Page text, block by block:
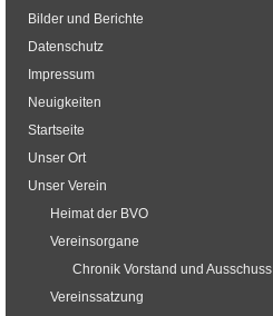
Bilder und Berichte
Datenschutz
Impressum
Neuigkeiten
Startseite
Unser Ort
Unser Verein
Heimat der BVO
Vereinsorgane
Chronik Vorstand und Ausschuss
Vereinssatzung